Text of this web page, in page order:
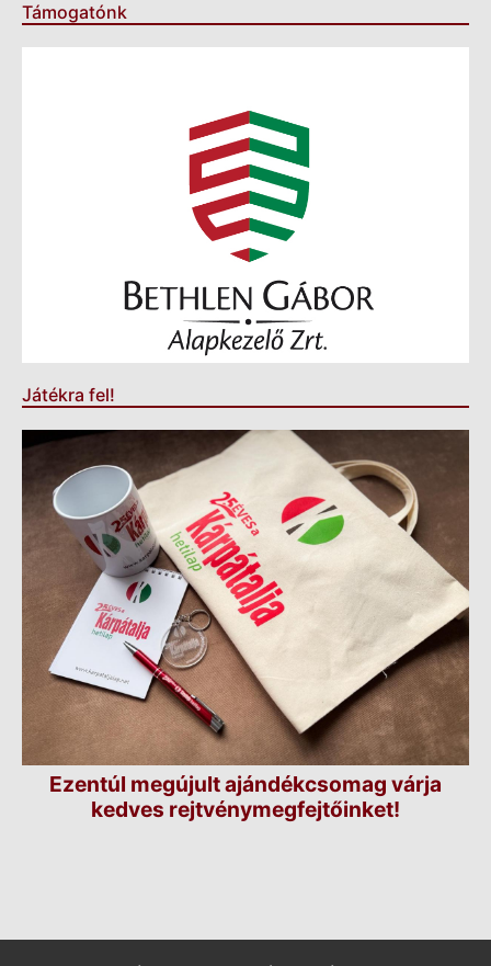
Támogatónk
Játékra fel!
Ezentúl megújult ajándékcsomag várja
kedves rejtvénymegfejtőinket!